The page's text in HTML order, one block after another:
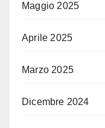
Maggio 2025
Aprile 2025
Marzo 2025
Dicembre 2024